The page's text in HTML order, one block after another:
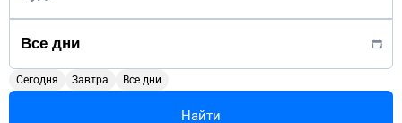
Сегодня Завтра Все дни
Найти